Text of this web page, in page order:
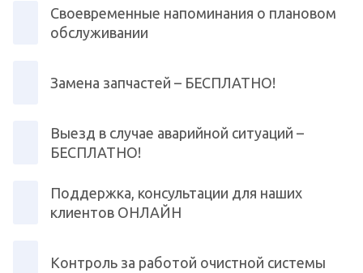
Своевременные напоминания о плановом
обслуживании
Замена запчастей – БЕСПЛАТНО!
Выезд в случае аварийной ситуаций –
БЕСПЛАТНО!
Поддержка, консультации для наших
клиентов ОНЛАЙН
Контроль за работой очистной системы